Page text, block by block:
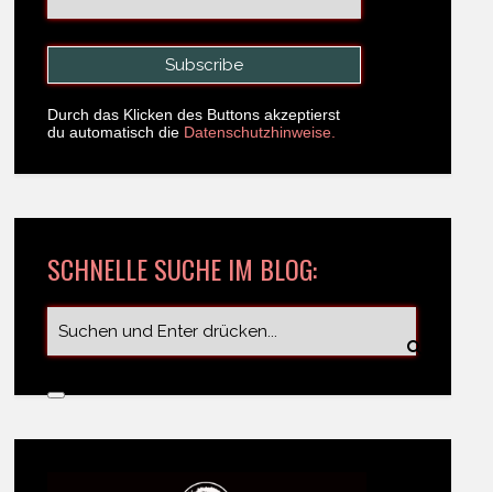
Durch das Klicken des Buttons akzeptierst
du automatisch die Datenschutzhinweise.
SCHNELLE SUCHE IM BLOG: